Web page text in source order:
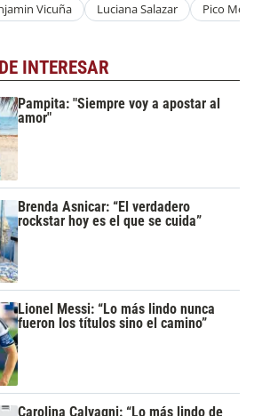
Vicuña Luciana Salazar Pico
INTERESAR
Pampita: "Siempre voy a apostar al
amor"
Brenda Asnicar: “El verdadero
rockstar hoy es el que se cuida”
Lionel Messi: “Lo más lindo nunca
fueron los títulos sino el camino”
Carolina Calvagni: “Lo más lindo de